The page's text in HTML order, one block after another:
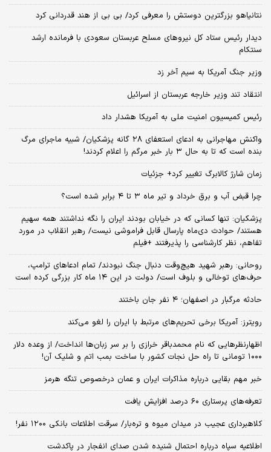
نتانیاهو بزرگترین دوستش را معرفی کرد/ بی بی از هند قدردانی کرد
دیدار رئیس ستاد کل نیروهای مسلح عربستان سعودی با فرمانده ارشد
سنتکام
وزیر جنگ آمریکا به سیم آخر زد
انتقاد تند وزیر خارجه عربستان از اسرائیل
رئیس کمیسیون امنیت ملی به آمریکا هشدار داد
واکنش مهاجرانی به ادعای استعفای ۲۸ گانه پزشکیان/ شبیه ماجرای مرگ
بنده است که تا به حال ۳ بار خبر مرگم را اعلام کردند!
زمان شارژ کالابرگ تغییر کرد+ جزئیات
چرا قبض آب و برق خرداد و تیر ماه ۳ تا ۴ برابر شده است؟
پزشکیان: تنها کسانی که در خیابان بودند ایران را نگه نداشتند همه سهیم
هستند/ حوادث دی‌ماه پارسال قابل فراموشی نیست/ رهبر انقلاب در مورد
تفاهم، نظر کارشناسی را پذیرفتند +فیلم
روحانی: رهبر شهید هیچ‌وقت دنبال جنگ نبودند/ تمام ادعاهای ترامپ،
حرف‌های توخالی و بلوف است/ دولت در این ۱۴ ماه کار بزرگی کرده است
حادثه مرگبار در اصفهان؛ ۴ نفر جان باختند
رویترز: آمریکا برخی تحریم‌های مرتبط با ایران را لغو می‌کند
اظهارنظرهایی که نام محمدباقر خرازی را بر سر زبان‌ها انداخت/ از وعده دلار
۱۰۰۰ تومانی تا راه حل نجات کشور با ساخت بمب اتم و شلیک آن!
خبر مهم بقایی درباره مذاکرات ایران و عمان درخصوص تنگه هرمز
تعرفه‌های پرستاری ۶۰ درصد افزایش یافت
کلاهبرداری عجیب در میدان میوه و تره‌بار/ سرقت اطلاعات بانکی ۱۲۰۰ نفر!
اطلاعیه سپاه درباره احتمال شنیده شدن صدای انفجار در پاکدشت